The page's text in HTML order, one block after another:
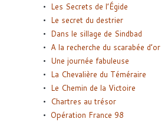
Les Secrets de l’Égide
Le secret du destrier
Dans le sillage de Sindbad
A la recherche du scarabée d’or
Une journée fabuleuse
La Chevalière du Téméraire
Le Chemin de la Victoire
Chartres au trésor
Opération France 98